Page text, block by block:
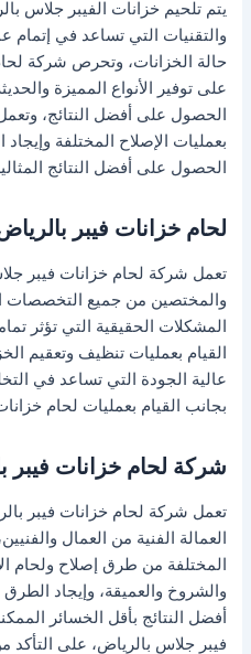
يتم تلحيم خزانات الفيبر جلاس
والتقنيات التي تساعد في إتمام
حالة الخزانات، وتحرص شركة
على توفير الأنواع المميزة
الحصول على أفضل النتائج،
بعمليات الإصلاح المختلفة
الحصول على أفضل النتائج
لحام خزانات فيبر
تعمل شركة لحام خزانات فيبر
والمختصين من جميع التخصصات
المشكلات الحقيقية التي تؤثر
القيام بعمليات تنظيف وتعقيم
عالية الجودة التي تساعد في
بجانب القيام بعمليات لحام
شركة لحام خزانات فيبر
تعمل شركة لحام خزانات فيبر
العمالة الفنية من العمال
المختلفة من طرق إصلاح ولحام
والشروخ والعميقة، وإيجاد
أفضل النتائج بأقل الخسائر
فيبر جلاس بالرياض، على